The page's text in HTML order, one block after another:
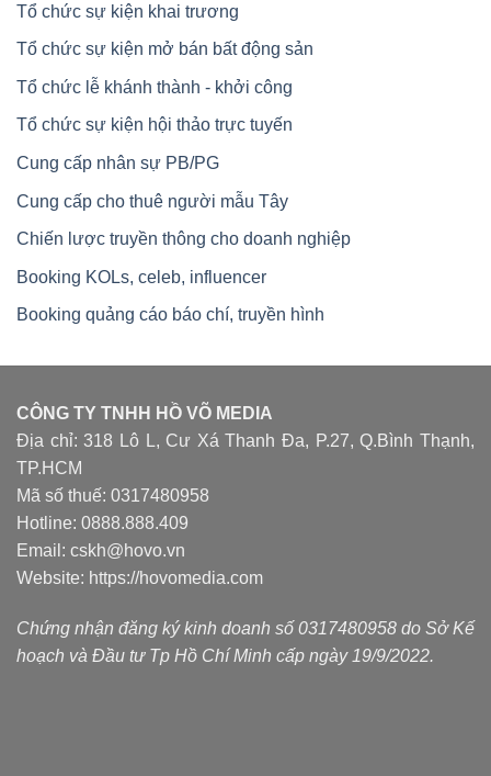
Tổ chức sự kiện khai trương
Tổ chức sự kiện mở bán bất động sản
Tổ chức lễ khánh thành - khởi công
Tổ chức sự kiện hội thảo trực tuyến
Cung cấp nhân sự PB/PG
Cung cấp cho thuê người mẫu Tây
Chiến lược truyền thông cho doanh nghiệp
Booking KOLs, celeb, influencer
Booking quảng cáo báo chí, truyền hình
CÔNG TY TNHH HỒ VÕ MEDIA
Địa chỉ: 318 Lô L, Cư Xá Thanh Đa, P.27, Q.Bình Thạnh,
TP.HCM
Mã số thuế: 0317480958
Hotline: 0888.888.409
Email: cskh@hovo.vn
Website: https://hovomedia.com
Chứng nhận đăng ký kinh doanh số 0317480958 do Sở Kế
hoạch và Đầu tư Tp Hồ Chí Minh cấp ngày 19/9/2022.